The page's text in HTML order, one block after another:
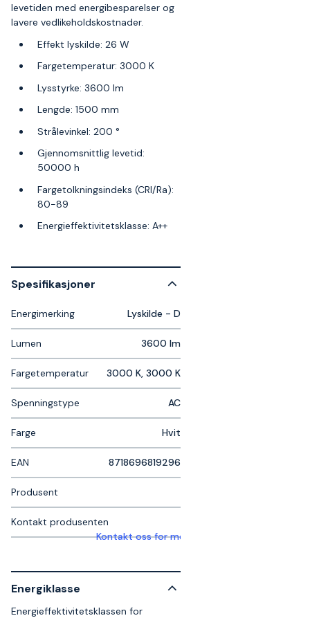
levetiden med energibesparelser og
lavere vedlikeholdskostnader.
Effekt lyskilde: 26 W
Fargetemperatur: 3000 K
Lysstyrke: 3600 lm
Lengde: 1500 mm
Strålevinkel: 200 °
Gjennomsnittlig levetid:
50000 h
Fargetolkningsindeks (CRI/Ra):
80-89
Energieffektivitetsklasse: A++
Spesifikasjoner
Energimerking Lyskilde - D
Lumen 3600 lm
Fargetemperatur 3000 K, 3000 K
Spenningstype AC
Farge Hvit
EAN 8718696819296
Produsent
Kontakt produsenten
Kontakt oss for mer informasjon
Energiklasse
Energieffektivitetsklassen for